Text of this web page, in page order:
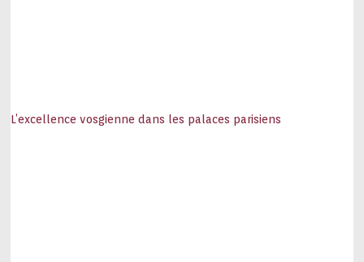
L’excellence vosgienne dans les palaces parisiens